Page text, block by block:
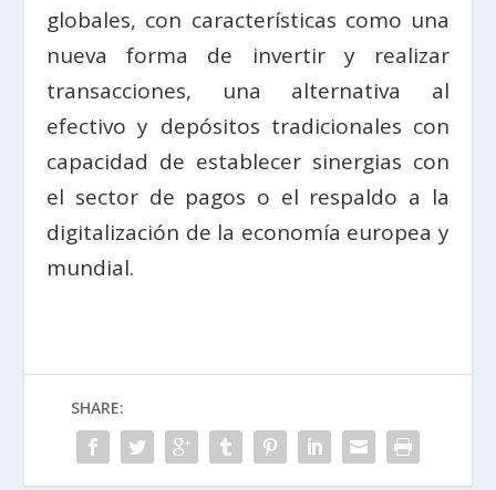
globales, con características como una
nueva forma de invertir y realizar
transacciones, una alternativa al
efectivo y depósitos tradicionales con
capacidad de establecer sinergias con
el sector de pagos o el respaldo a la
digitalización de la economía europea y
mundial.
SHARE: